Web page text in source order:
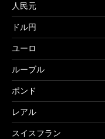
人民元
ドル円
ユーロ
ルーブル
ポンド
レアル
スイスフラン